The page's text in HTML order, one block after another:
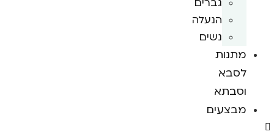
הנעלה
נשים
מתנות
לסבא
וסבתא
מבצעים